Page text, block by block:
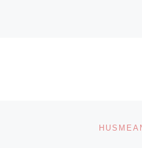
VOLVER A LA LISTA DE